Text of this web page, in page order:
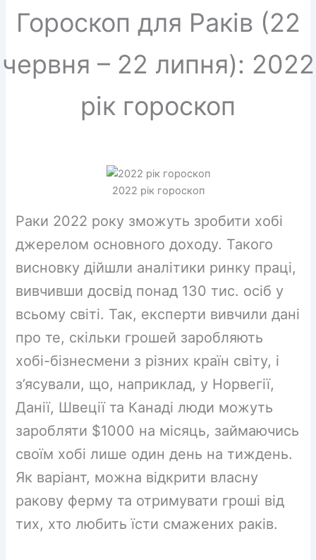
Гороскоп для Раків (22
червня – 22 липня): 2022
рік гороскоп
2022 рік гороскоп
Раки 2022 року зможуть зробити хобі
джерелом основного доходу. Такого
висновку дійшли аналітики ринку праці,
вивчивши досвід понад 130 тис. осіб у
всьому світі. Так, експерти вивчили дані
про те, скільки грошей заробляють
хобі-бізнесмени з різних країн світу, і
з’ясували, що, наприклад, у Норвегії,
Данії, Швеції та Канаді люди можуть
заробляти $1000 на місяць, займаючись
своїм хобі лише один день на тиждень.
Як варіант, можна відкрити власну
ракову ферму та отримувати гроші від
тих, хто любить їсти смажених раків.